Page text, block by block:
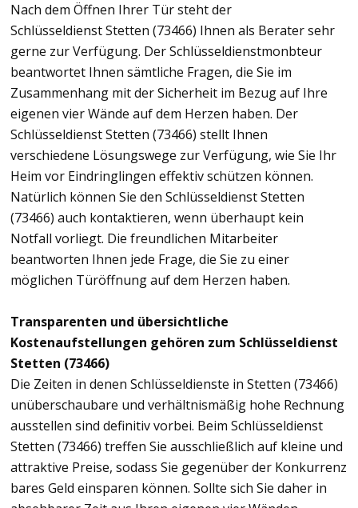
Nach dem Öffnen Ihrer Tür steht der
Schlüsseldienst Stetten (73466) Ihnen als Berater sehr
gerne zur Verfügung. Der Schlüsseldienstmonbteur
beantwortet Ihnen sämtliche Fragen, die Sie im
Zusammenhang mit der Sicherheit im Bezug auf Ihre
eigenen vier Wände auf dem Herzen haben. Der
Schlüsseldienst Stetten (73466) stellt Ihnen
verschiedene Lösungswege zur Verfügung, wie Sie Ihr
Heim vor Eindringlingen effektiv schützen können.
Natürlich können Sie den Schlüsseldienst Stetten
(73466) auch kontaktieren, wenn überhaupt kein
Notfall vorliegt. Die freundlichen Mitarbeiter
beantworten Ihnen jede Frage, die Sie zu einer
möglichen Türöffnung auf dem Herzen haben.
Transparenten und übersichtliche
Kostenaufstellungen gehören zum Schlüsseldienst
Stetten (73466)
Die Zeiten in denen Schlüsseldienste in Stetten (73466)
unüberschaubare und verhältnismäßig hohe Rechnung
ausstellen sind definitiv vorbei. Beim Schlüsseldienst
Stetten (73466) treffen Sie ausschließlich auf kleine und
attraktive Preise, sodass Sie gegenüber der Konkurrenz
bares Geld einsparen können. Sollte sich Sie daher in